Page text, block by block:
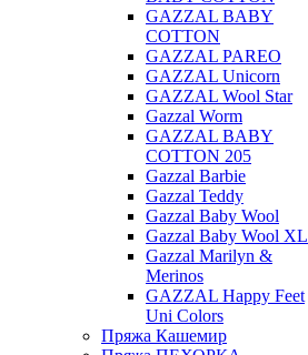
GAZZAL BABY
COTTON
GAZZAL PAREO
GAZZAL Unicorn
GAZZAL Wool Star
Gazzal Worm
GAZZAL BABY
COTTON 205
Gazzal Barbie
Gazzal Teddy
Gazzal Baby Wool
Gazzal Baby Wool XL
Gazzal Marilyn &
Merinos
GAZZAL Happy Feet
Uni Colors
Пряжа Кашемир